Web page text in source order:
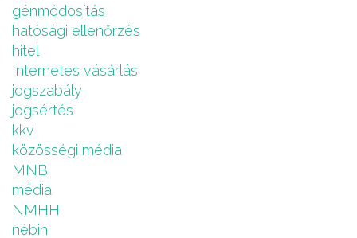
génmódosítás
hatósági ellenőrzés
hitel
Internetes vásárlás
jogszabály
jogsértés
kkv
közösségi média
MNB
média
NMHH
nébih